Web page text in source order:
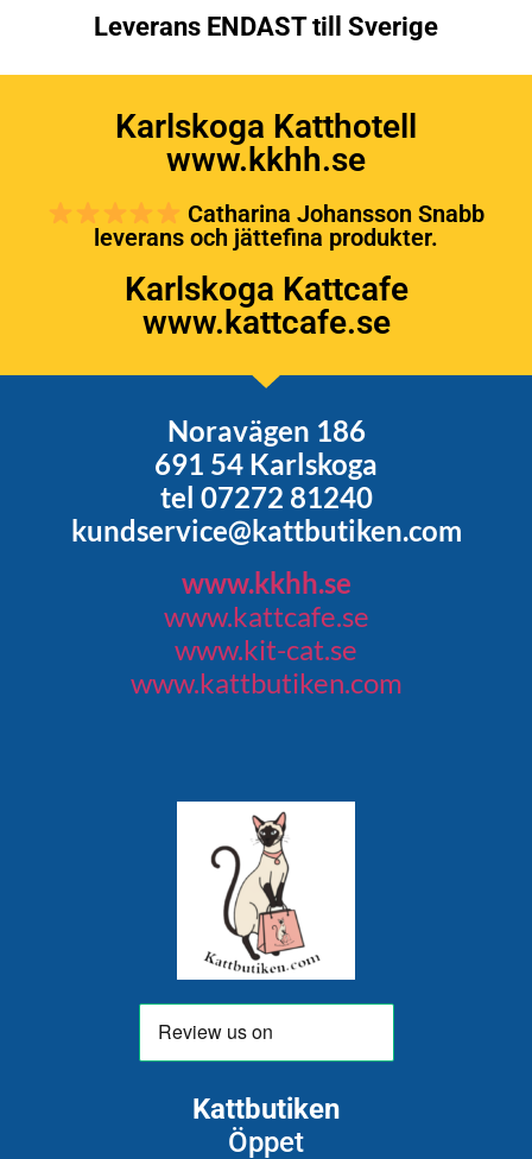
Leverans ENDAST till Sverige
Karlskoga Katthotell
www.kkhh.se
Catharina Johansson Snabb
leverans och jättefina produkter.
Karlskoga Kattcafe
www.kattcafe.se
Noravägen 186
691 54 Karlskoga
tel 07272 81240
kundservice@kattbutiken.com
www.kkhh.se
www.kattcafe.se
www.kit-cat.se
www.kattbutiken.com
Kattbutiken
Öppet